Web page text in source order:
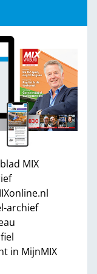
MIX
archief
in MijnMIX